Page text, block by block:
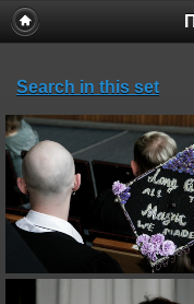
Search in this set